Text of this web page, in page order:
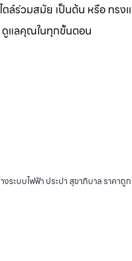
ตล์ร่วมสมัย เป็นต้น หรือ ทรง
ดูแลคุณในทุกขั้นตอน
ะบบไฟฟ้า ประปา สุขาภิบาล ราคาถู